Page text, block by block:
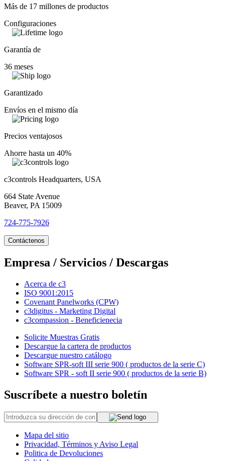
Más de 17 millones de productos
Configuraciones
Garantía de
36 meses
Garantizado
Envíos en el mismo día
Precios ventajosos
Ahorre hasta un 40%
c3controls Headquarters, USA
664 State Avenue
Beaver, PA 15009
724-775-7926
Contáctenos
Empresa / Servicios / Descargas
Acerca de c3
ISO 9001:2015
Covenant Panelworks (CPW)
c3digitus - Marketing Digital
c3compassion - Beneficienecia
Solicite Muestras Gratis
Descargue la cartera de productos
Descargue nuestro catálogo
Software SPR-soft III serie 900 ( productos de la serie C)
Software SPR - soft II serie 900 ( productos de la serie B)
Suscríbete a nuestro boletín
Mapa del sitio
Privacidad, Términos y Aviso Legal
Politica de Devoluciones